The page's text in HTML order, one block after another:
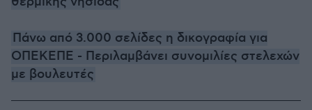
Πάνω από 3.000 σελίδες η δικογραφία για
ΟΠΕΚΕΠΕ - Περιλαμβάνει συνομιλίες στελεχών
με βουλευτές